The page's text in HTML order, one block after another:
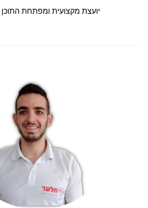
יועצת מקצועית ומפתחת התוכן